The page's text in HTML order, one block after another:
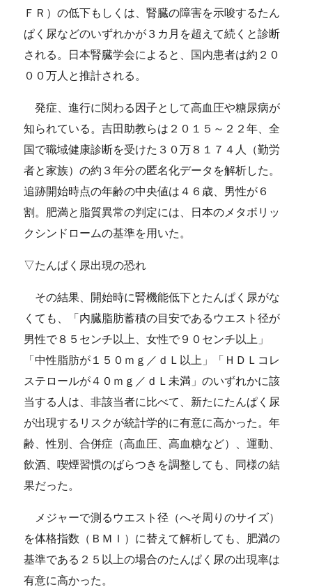
ＦＲ）の低下もしくは、腎臓の障害を示唆するたん
ぱく尿などのいずれかが３カ月を超えて続くと診断
される。日本腎臓学会によると、国内患者は約２０
００万人と推計される。
発症、進行に関わる因子として高血圧や糖尿病が
知られている。吉田助教らは２０１５～２２年、全
国で職域健康診断を受けた３０万８１７４人（勤労
者と家族）の約３年分の匿名化データを解析した。
追跡開始時点の年齢の中央値は４６歳、男性が６
割。肥満と脂質異常の判定には、日本のメタボリッ
クシンドロームの基準を用いた。
▽たんぱく尿出現の恐れ
その結果、開始時に腎機能低下とたんぱく尿がな
くても、「内臓脂肪蓄積の目安であるウエスト径が
男性で８５センチ以上、女性で９０センチ以上」
「中性脂肪が１５０ｍｇ／ｄＬ以上」「ＨＤＬコレ
ステロールが４０ｍｇ／ｄＬ未満」のいずれかに該
当する人は、非該当者に比べて、新たにたんぱく尿
が出現するリスクが統計学的に有意に高かった。年
齢、性別、合併症（高血圧、高血糖など）、運動、
飲酒、喫煙習慣のばらつきを調整しても、同様の結
果だった。
メジャーで測るウエスト径（へそ周りのサイズ）
を体格指数（ＢＭＩ）に替えて解析しても、肥満の
基準である２５以上の場合のたんぱく尿の出現率は
有意に高かった。